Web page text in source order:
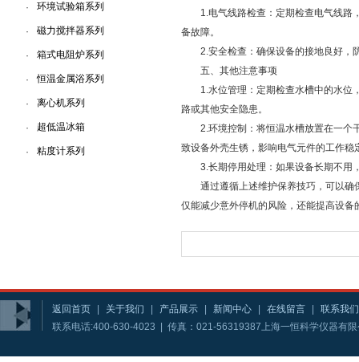
· 环境试验箱系列
· 磁力搅拌器系列
· 箱式电阻炉系列
· 恒温金属浴系列
· 离心机系列
· 超低温冰箱
· 粘度计系列
1.电气线路检查：定期检查电气线路，
备故障。
2.安全检查：确保设备的接地良好，
五、其他注意事项
1.水位管理：定期检查水槽中的水位，
路或其他安全隐患。
2.环境控制：将恒温水槽放置在一个干
致设备外壳生锈，影响电气元件的工作稳
3.长期停用处理：如果设备长期不用
通过遵循上述维护保养技巧，可以确
仅能减少意外停机的风险，还能提高设
返回首页 关于我们 产品展示 新闻中心 在线留言
联系我们
联系电话:400-630-4023 | 传真：021-56319387上海一恒科学仪器有限